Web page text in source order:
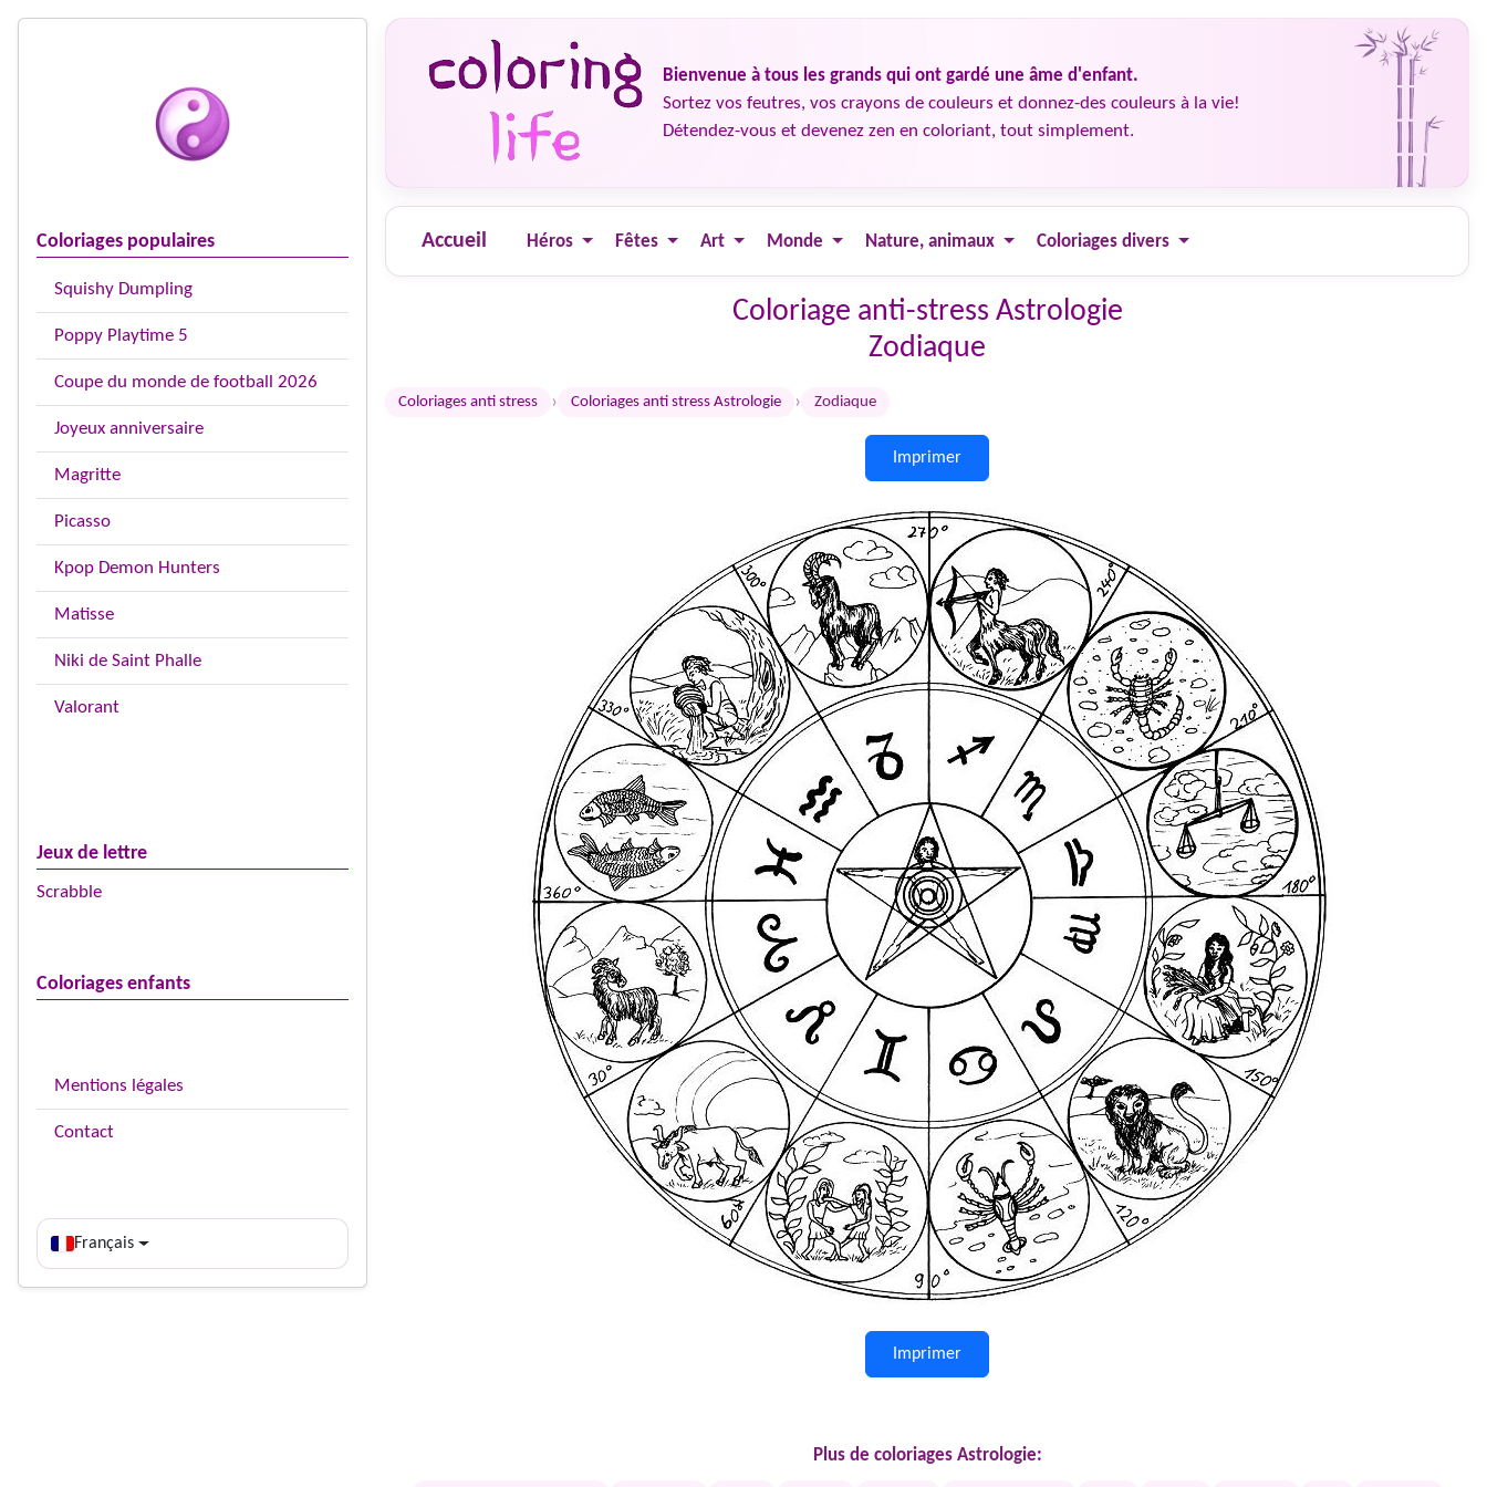
Coloriages populaires
Squishy Dumpling
Poppy Playtime 5
Coupe du monde de football 2026
Joyeux anniversaire
Magritte
Picasso
Kpop Demon Hunters
Matisse
Niki de Saint Phalle
Valorant
Jeux de lettre
Scrabble
Coloriages enfants
Mentions légales
Contact
Français
Bienvenue à tous les grands qui ont gardé une âme d'enfant.
Sortez vos feutres, vos crayons de couleurs et donnez-des couleurs à la vie!
Détendez-vous et devenez zen en coloriant, tout simplement.
Accueil Héros Fêtes Art Monde Nature, animaux Coloriages divers
Coloriage anti-stress Astrologie
Zodiaque
Coloriages anti stress › Coloriages anti stress Astrologie › Zodiaque
Imprimer
Imprimer
Plus de coloriages Astrologie: